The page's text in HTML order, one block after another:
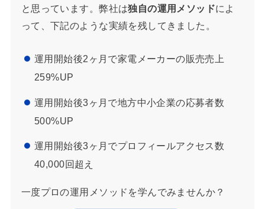
と思っています。弊社は独自の運用メソッドによ
って、下記のような実績を残してきました。
運用開始後2ヶ月で家電メーカーの販売売上
259%UP
運用開始後3ヶ月で地方中小企業の応募者数
500%UP
運用開始後3ヶ月でプロフィールアクセス数
40,000回超え
一度プロの運用メソッドを学んでみませんか？